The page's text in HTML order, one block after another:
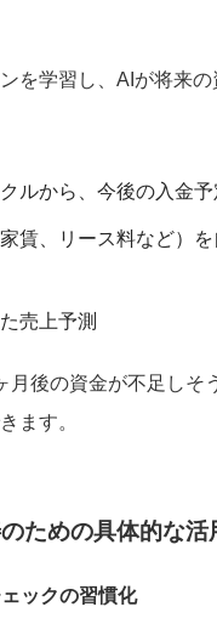
を学習し、AIが将来の
ルから、今後の入金
賃、リース料など）
売上予測
月後の資金が不足しそ
ます。
ための具体的な活
ックの習慣化